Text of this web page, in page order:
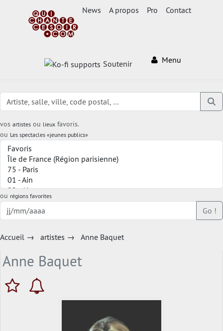
News A propos Pro Contact
Soutenir Menu
vos artistes ou lieux favoris.
ou Les spectacles «jeunes publics»
ou régions favorites
Go !
Accueil → artistes → Anne Baquet
Anne Baquet